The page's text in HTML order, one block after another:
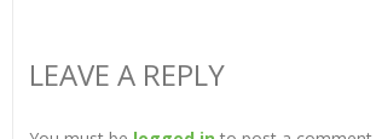
LEAVE A REPLY